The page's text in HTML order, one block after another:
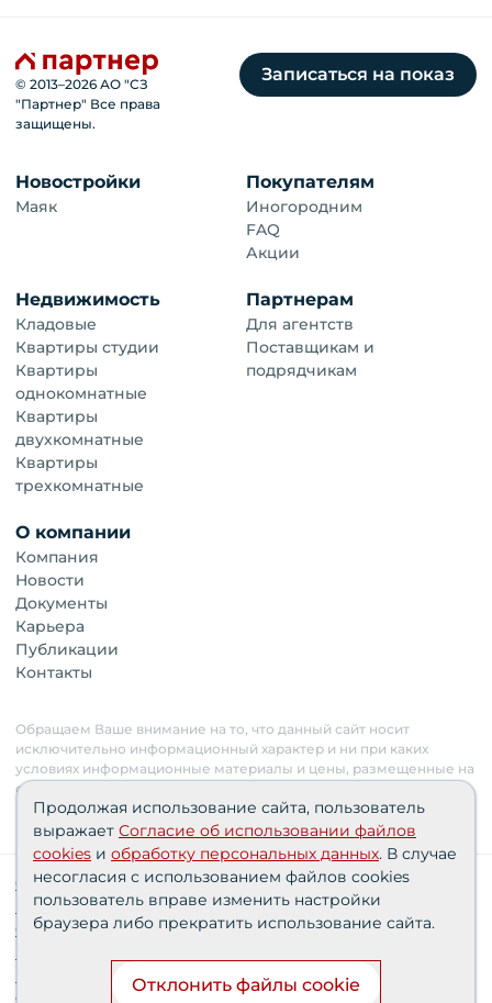
© 2013–2026 АО "СЗ
"Партнер" Все права
защищены.
Записаться на показ
Новостройки
Маяк
Покупателям
Иногородним
FAQ
Акции
Недвижимость
Кладовые
Квартиры студии
Квартиры
однокомнатные
Квартиры
двухкомнатные
Квартиры
трехкомнатные
Партнерам
Для агентств
Поставщикам и
подрядчикам
О компании
Компания
Новости
Документы
Карьера
Публикации
Контакты
Обращаем Ваше внимание на то, что данный сайт носит
исключительно информационный характер и ни при каких
условиях информационные материалы и цены, размещенные на
сайте, не являются публичной офертой. Застройщик имеет
право изменять стоимость объектов.
Сведения о реализуемых требованиях к защите
персональных данных АО «СЗ «Партнер‑Строй»»
Согласия пользователей
Политика персональных данных
Финансирование строительства при поддержке
Продолжая использование сайта, пользователь
выражает Согласие об использовании файлов
cookies и обработку персональных данных. В случае
несогласия с использованием файлов cookies
пользователь вправе изменить настройки
браузера либо прекратить использование сайта.
Отклонить файлы cookie